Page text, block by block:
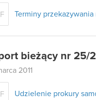
Terminy przekazywania
bieżący nr 25/
2011
Udzielenie prokury